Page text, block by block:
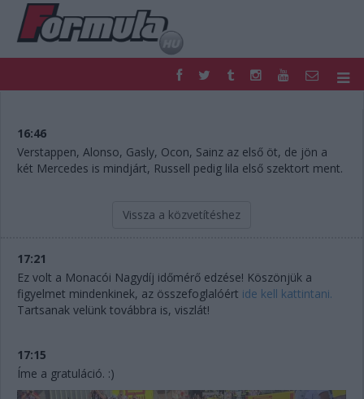
FORMULA
NEMZETKÖZI
HAZAI
RETRO
EGYÉB
TIPPJÁTÉK
16:46
Verstappen, Alonso, Gasly, Ocon, Sainz az első öt, de jön a
két Mercedes is mindjárt, Russell pedig lila első szektort ment.
Vissza a közvetítéshez
17:21
Ez volt a Monacói Nagydíj időmérő edzése! Köszönjük a
figyelmet mindenkinek, az összefoglalóért ide kell kattintani.
Tartsanak velünk továbbra is, viszlát!
17:15
Íme a gratuláció. :)